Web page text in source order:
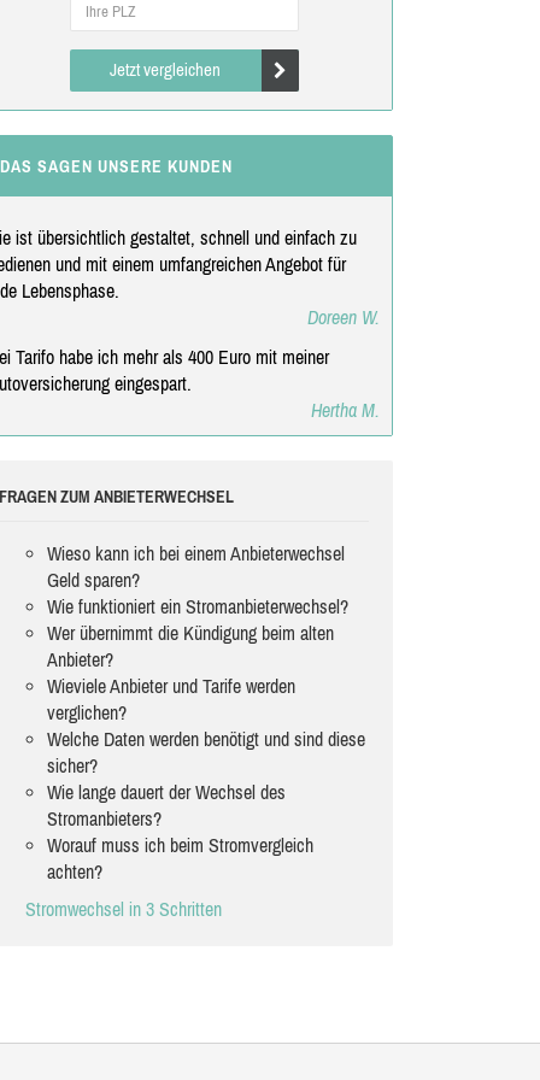
Jetzt vergleichen
DAS SAGEN UNSERE KUNDEN
ist übersichtlich gestaltet, schnell und einfach zu
und mit einem umfangreichen Angebot für
Lebensphase.
Doreen W.
Tarifo habe ich mehr als 400 Euro mit meiner
eingespart.
Hertha M.
FRAGEN ZUM ANBIETERWECHSEL
Wieso kann ich bei einem Anbieterwechsel
Geld sparen?
Wie funktioniert ein Stromanbieterwechsel?
Wer übernimmt die Kündigung beim alten
Anbieter?
Wieviele Anbieter und Tarife werden
verglichen?
Welche Daten werden benötigt und sind diese
sicher?
Wie lange dauert der Wechsel des
Stromanbieters?
Worauf muss ich beim Stromvergleich
achten?
Stromwechsel in 3 Schritten